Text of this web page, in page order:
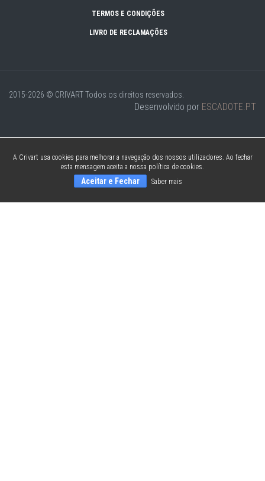
TERMOS E CONDIÇÕES
LIVRO DE RECLAMAÇÕES
2015-2026 © CRIVARTTodos os direitos reservados.
Desenvolvido por ESCADOTE.PT
A Crivart usa cookies para melhorar a navegação dos nossos utilizadores. Ao fechar
esta mensagem aceita a nossa política de cookies.
Aceitar e Fechar Saber mais